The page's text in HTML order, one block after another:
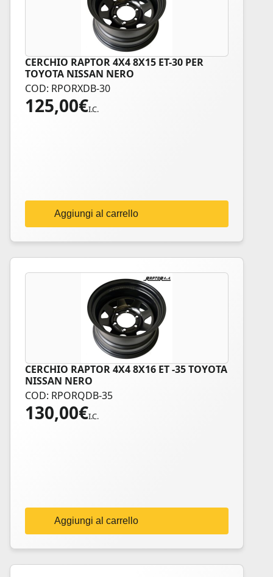
CERCHIO RAPTOR 4X4 8X15 ET-30 PER
TOYOTA NISSAN NERO
COD: RPORXDB-30
125,00€I.C.
Aggiungi al carrello
CERCHIO RAPTOR 4X4 8X16 ET -35 TOYOTA
NISSAN NERO
COD: RPORQDB-35
130,00€I.C.
Aggiungi al carrello